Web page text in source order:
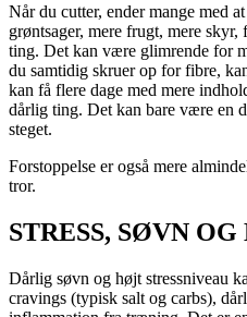
Når du cutter, ender mange med
grøntsager, mere frugt, mere skyr,
ting. Det kan være glimrende for
du samtidig skruer op for fibre,
kan få flere dage med mere
dårlig ting. Det kan bare være en
steget.
Forstoppelse er også mere
tror.
STRESS, SØVN
Dårlig søvn og højt stressniveau
cravings (typisk salt og carbs),